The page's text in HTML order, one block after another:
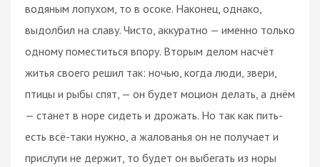
водяным лопухом, то в осоке. Наконец, однако,
выдолбил на славу. Чисто, аккуратно — именно только
одному поместиться впору. Вторым делом насчёт
житья своего решил так: ночью, когда люди, звери,
птицы и рыбы спят, — он будет моцион делать, а днём
— станет в норе сидеть и дрожать. Но так как пить-
есть всё-таки нужно, а жалованья он не получает и
прислуги не держит, то будет он выбегать из норы